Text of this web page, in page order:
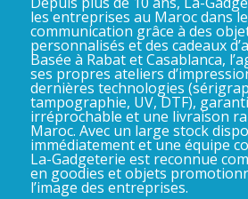
les entreprises au Maroc dans
communication grâce à des
personnalisés et des cadeaux
Basée à Rabat et Casablanca,
ses propres ateliers
dernières technologies
tampographie, UV, DTF),
irréprochable et une livraison
Maroc. Avec un large stock
immédiatement et une équipe
La-Gadgeterie est reconnue
en goodies et objets
l’image des entreprises.